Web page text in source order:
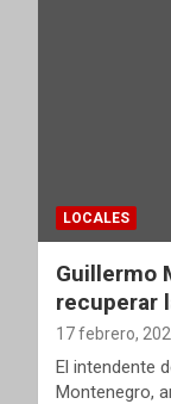
LOCALES
Guillermo
recuperar
17 febrero,
El intendente
Montenegro,